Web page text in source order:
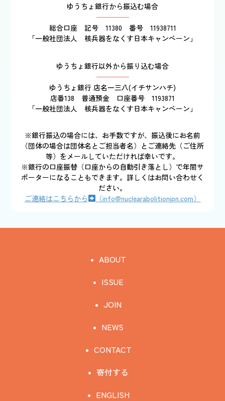
ゆうちょ銀行から振込む場合
総合口座 記号 11380 番号 11938711
「一般社団法人 核兵器をなくす日本キャンペーン」
ゆうちょ銀行以外から振り込む場合
ゆうちょ銀行 店名一三八(イチサンハチ)
店番138 普通預金 口座番号 1193871
「一般社団法人 核兵器をなくす日本キャンペーン」
※銀行振込の場合には、お手数ですが、振込後にお名前
（団体の場合は団体名とご担当者名）とご連絡先（ご住所
等）をメールしていただければ幸いです。
※銀行の口座振替（口座からの自動引き落とし）で年間サ
ポーターになることもできます。詳しくはお問い合わせく
ださい。
ご連絡はこちらから
（info@nuclearabolitionjpn.com）
ABOUT
ISSUE
JOIN
NEWS
CONTACT
寄付する
ENGLISH